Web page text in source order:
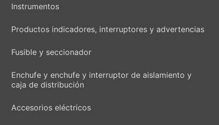
Instrumentos
Productos indicadores, interruptores y advertencias
Fusible y seccionador
Enchufe y enchufe y interruptor de aislamiento y
caja de distribución
Accesorios eléctricos